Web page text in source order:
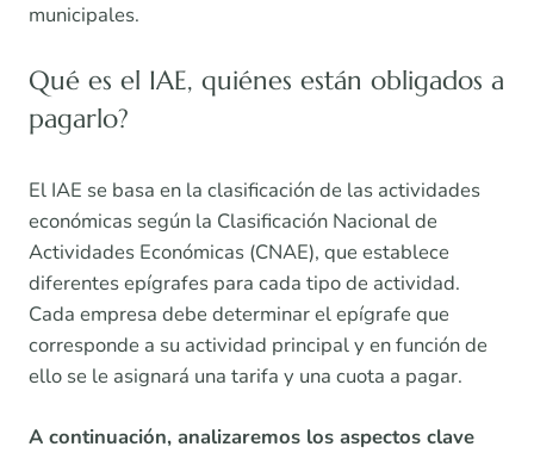
municipales.
Qué es el IAE, quiénes están obligados a
pagarlo?
El IAE se basa en la clasificación de las actividades
económicas según la Clasificación Nacional de
Actividades Económicas (CNAE), que establece
diferentes epígrafes para cada tipo de actividad.
Cada empresa debe determinar el epígrafe que
corresponde a su actividad principal y en función de
ello se le asignará una tarifa y una cuota a pagar.
A continuación, analizaremos los aspectos clave